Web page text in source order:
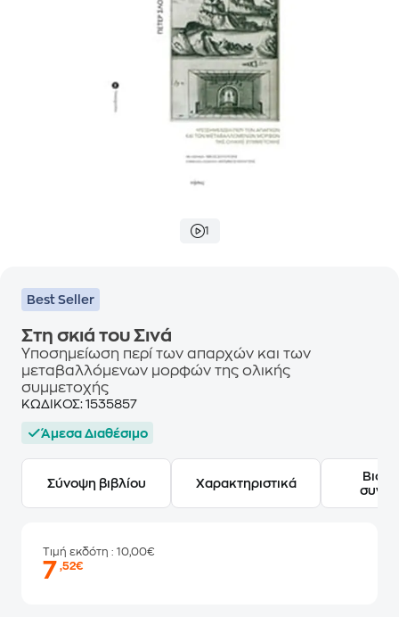
1
Best Seller
Στη σκιά του Σινά
Υποσημείωση περί των απαρχών και των
μεταβαλλόμενων μορφών της ολικής
συμμετοχής
ΚΩΔΙΚΟΣ: 1535857
Άμεσα Διαθέσιμο
Σύνοψη βιβλίου Χαρακτηριστικά
Τιμή εκδότη : 10,00€
7,52€